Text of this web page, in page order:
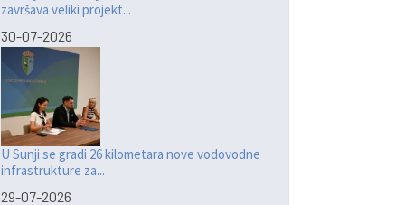
završava veliki projekt...
30-07-2026
U Sunji se gradi 26 kilometara nove vodovodne
infrastrukture za...
29-07-2026